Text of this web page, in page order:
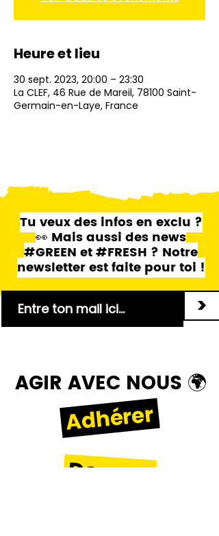
Heure et lieu
30 sept. 2023, 20:00 – 23:30
La CLEF, 46 Rue de Mareil, 78100 Saint-
Germain-en-Laye, France
Tu veux des infos en exclu ?
👀 Mais aussi des news
#GREEN et #FRESH ? Notre
newsletter est faite pour toi !
>
AGIR AVEC NOUS 🌍
Adhérer
Donner